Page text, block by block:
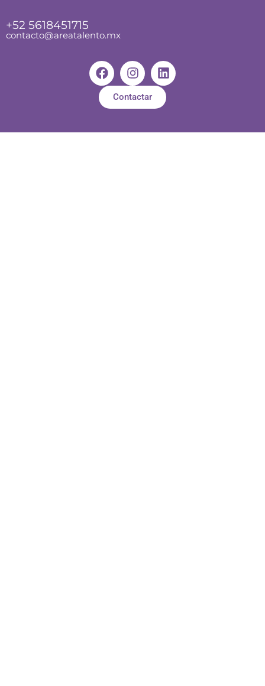
+52 5618451715
contacto@areatalento.mx
Contactar